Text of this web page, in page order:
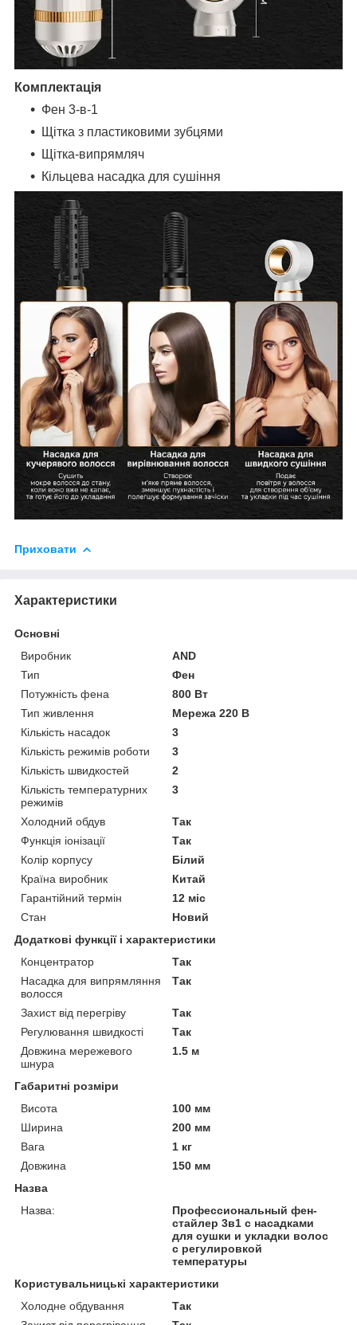
Комплектація
Фен 3-в-1
Щітка з пластиковими зубцями
Щітка-випрямляч
Кільцева насадка для сушіння
Приховати
Характеристики
Основні
Виробник
AND
Тип
Фен
Потужність фена
800 Вт
Тип живлення
Мережа 220 В
Кількість насадок
3
Кількість режимів роботи
3
Кількість швидкостей
2
Кількість температурних
режимів
3
Холодний обдув
Так
Функція іонізації
Так
Колір корпусу
Білий
Країна виробник
Китай
Гарантійний термін
12 міс
Стан
Новий
Додаткові функції і характеристики
Концентратор
Так
Насадка для випрямляння
волосся
Так
Захист від перегріву
Так
Регулювання швидкості
Так
Довжина мережевого
шнура
1.5 м
Габаритні розміри
Висота
100 мм
Ширина
200 мм
Вага
1 кг
Довжина
150 мм
Назва
Назва:
Профессиональный фен-
стайлер 3в1 с насадками
для сушки и укладки волос
с регулировкой
температуры
Користувальницькі характеристики
Холодне обдування
Так